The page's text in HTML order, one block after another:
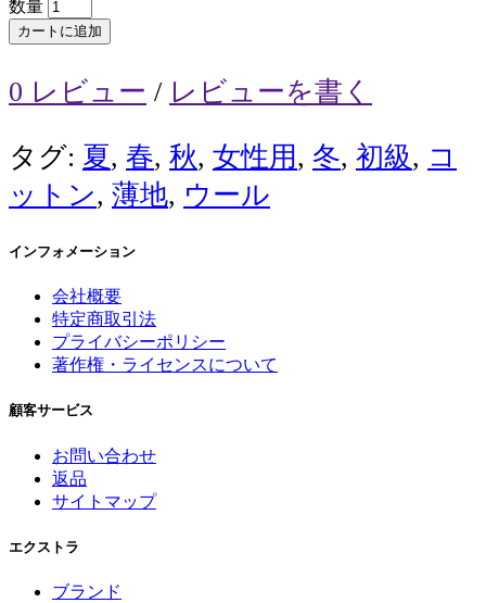
数量
カートに追加
0 レビュー / レビューを書く
タグ: 夏 , 春, 秋, 女性用, 冬, 初級, コ
ットン, 薄地, ウール
インフォメーション
会社概要
特定商取引法
プライバシーポリシー
著作権・ライセンスについて
顧客サービス
お問い合わせ
返品
サイトマップ
エクストラ
ブランド